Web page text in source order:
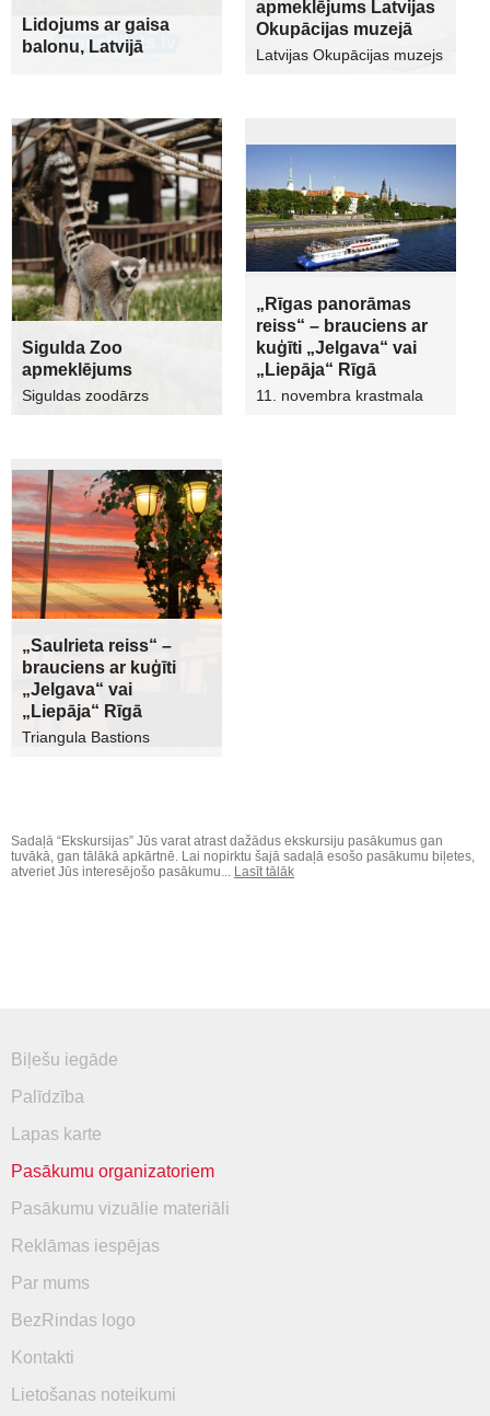
Lidojums ar gaisa
balonu, Latvijā
apmeklējums Latvijas
Okupācijas muzejā
Latvijas Okupācijas muzejs
Sigulda Zoo
apmeklējums
Siguldas zoodārzs
„Rīgas panorāmas
reiss“ – brauciens ar
kuģīti „Jelgava“ vai
„Liepāja“ Rīgā
11. novembra krastmala
„Saulrieta reiss“ –
brauciens ar kuģīti
„Jelgava“ vai
„Liepāja“ Rīgā
Triangula Bastions
Sadaļā “Ekskursijas” Jūs varat atrast dažādus ekskursiju pasākumus gan
tuvākā, gan tālākā apkārtnē. Lai nopirktu šajā sadaļā esošo pasākumu biļetes,
atveriet Jūs interesējošo pasākumu... Lasīt tālāk
Biļešu iegāde
Palīdzība
Lapas karte
Pasākumu organizatoriem
Pasākumu vizuālie materiāli
Reklāmas iespējas
Par mums
BezRindas logo
Kontakti
Lietošanas noteikumi